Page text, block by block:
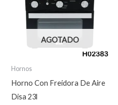
AGOTADO
Hornos
Horno Con Freidora De Aire
Disa 23l